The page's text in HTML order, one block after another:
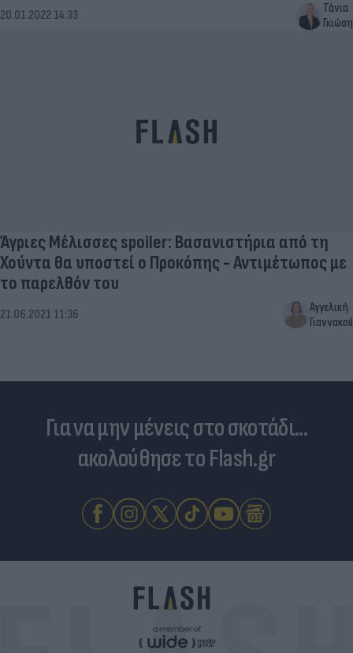
20.01.2022 14:33
Τάνια
Γκιώση
Άγριες Μέλισσες spoiler: Βασανιστήρια από τη
Χούντα θα υποστεί ο Προκόπης - Αντιμέτωπος με
το παρελθόν του
21.06.2021 11:36
Αγγελική
Γιαννακού
Για να μην μένεις στο σκοτάδι...
ακολούθησε το Flash.gr